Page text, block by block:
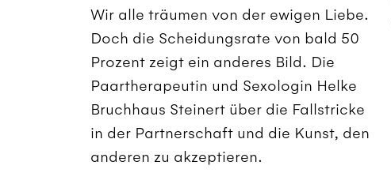
Wir alle träumen von der ewigen Liebe.
Doch die Scheidungsrate von bald 50
Prozent zeigt ein anderes Bild. Die
Paartherapeutin und Sexologin Helke
Bruchhaus Steinert über die Fallstricke
in der Partnerschaft und die Kunst, den
anderen zu akzeptieren.